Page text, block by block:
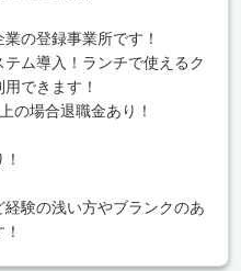
の登録事業所です！
テム導入！ランチで使えるク
できます！
の場合退職金あり！
経験の浅い方やブランクのあ